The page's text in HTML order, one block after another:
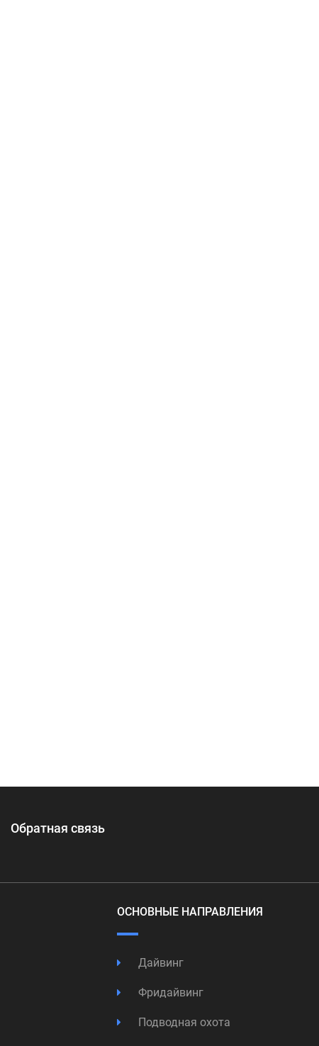
Обратная связь
ОСНОВНЫЕ НАПРАВЛЕНИЯ
Дайвинг
Фридайвинг
Подводная охота